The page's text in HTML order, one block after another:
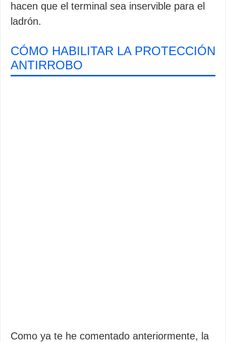
hacen que el terminal sea inservible para el
ladrón.
CÓMO HABILITAR LA PROTECCIÓN
ANTIRROBO
Como ya te he comentado anteriormente, la